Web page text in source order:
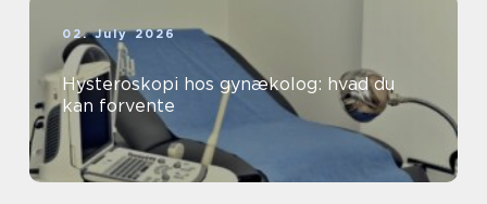
02. July 2026
Hysteroskopi hos gynækolog: hvad du
kan forvente